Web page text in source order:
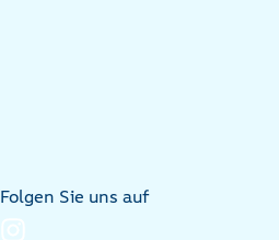
Folgen Sie uns auf